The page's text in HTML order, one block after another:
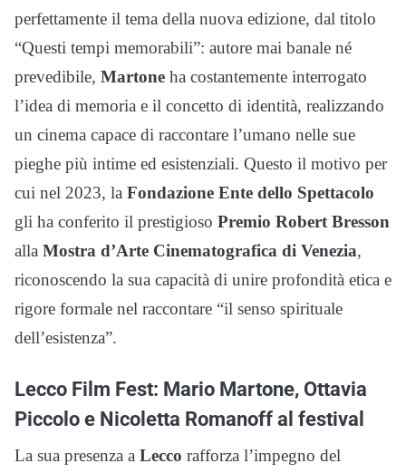
perfettamente il tema della nuova edizione, dal titolo
“Questi tempi memorabili”: autore mai banale né
prevedibile, Martone ha costantemente interrogato
l’idea di memoria e il concetto di identità, realizzando
un cinema capace di raccontare l’umano nelle sue
pieghe più intime ed esistenziali. Questo il motivo per
cui nel 2023, la Fondazione Ente dello Spettacolo
gli ha conferito il prestigioso Premio Robert Bresson
alla Mostra d’Arte Cinematografica di Venezia,
riconoscendo la sua capacità di unire profondità etica e
rigore formale nel raccontare “il senso spirituale
dell’esistenza”.
Lecco Film Fest: Mario Martone, Ottavia
Piccolo e Nicoletta Romanoff al festival
La sua presenza a Lecco rafforza l’impegno del